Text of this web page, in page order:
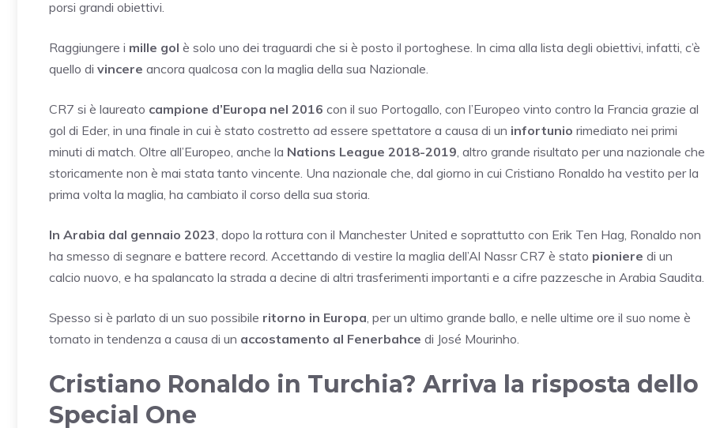
porsi grandi obiettivi.
Raggiungere i mille gol è solo uno dei traguardi che si è posto il portoghese. In cima alla lista degli obiettivi, infatti, c’è
quello di vincere ancora qualcosa con la maglia della sua Nazionale.
CR7 si è laureato campione d’Europa nel 2016 con il suo Portogallo, con l’Europeo vinto contro la Francia grazie al
gol di Eder, in una finale in cui è stato costretto ad essere spettatore a causa di un infortunio rimediato nei primi
minuti di match. Oltre all’Europeo, anche la Nations League 2018-2019 , altro grande risultato per una nazionale che
storicamente non è mai stata tanto vincente. Una nazionale che, dal giorno in cui Cristiano Ronaldo ha vestito per la
prima volta la maglia, ha cambiato il corso della sua storia.
In Arabia dal gennaio 2023 , dopo la rottura con il Manchester United e soprattutto con Erik Ten Hag, Ronaldo non
ha smesso di segnare e battere record. Accettando di vestire la maglia dell’Al Nassr CR7 è stato pioniere di un
calcio nuovo, e ha spalancato la strada a decine di altri trasferimenti importanti e a cifre pazzesche in Arabia Saudita.
Spesso si è parlato di un suo possibile ritorno in Europa , per un ultimo grande ballo, e nelle ultime ore il suo nome è
tornato in tendenza a causa di un accostamento al Fenerbahce di José Mourinho.
Cristiano Ronaldo in Turchia? Arriva la risposta dello
Special One